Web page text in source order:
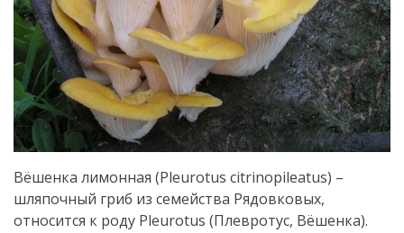
Вёшенка лимонная (Pleurotus citrinopileatus) –
шляпочный гриб из семейства Рядовковых,
относится к роду Pleurotus (Плевротус, Вёшенка).